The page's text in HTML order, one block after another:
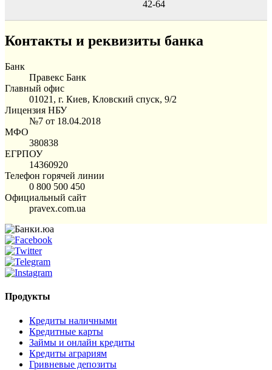
42-64
Контакты и реквизиты банка
Банк
Правекс Банк
Главный офис
01021, г. Киев, Кловский спуск, 9/2
Лицензия НБУ
№7 от 18.04.2018
МФО
380838
ЕГРПОУ
14360920
Телефон горячей линии
0 800 500 450
Официальный сайт
pravex.com.ua
Продукты
Кредиты наличными
Кредитные карты
Займы и онлайн кредиты
Кредиты аграриям
Гривневые депозиты